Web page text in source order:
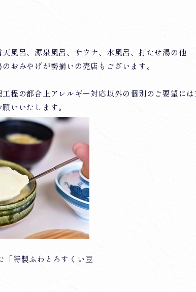
風呂、源泉風呂、サウナ、水風呂、打たせ湯の他
おみやげが勢揃いの売店もございます。
程の都合上アレルギー対応以外の個別のご要望に
いいたします。
「特製ふわとろすくい豆